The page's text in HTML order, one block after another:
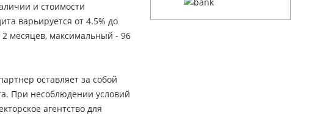
и стоимости
варьируется от 4.5% до
месяцев, максимальный - 96
оставляет за собой
При несоблюдении условий
агентство для